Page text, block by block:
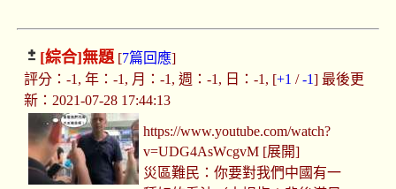
[綜合]無題[7篇回應]
評分：-1, 年：-1, 月：-1, 週：-1, 日：-1, [+1 /-1] 最後更
新：2021-07-28 17:44:13
https://www.youtube.com/watch?
v=UDG4AsWcgvM [展開]
災區難民：你要對我們中國有一